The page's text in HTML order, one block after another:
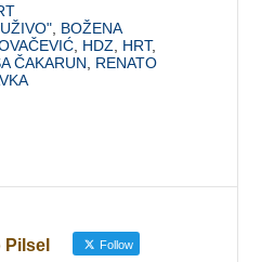
BOŽENA
HDZ HRT,
ČAKARUN
RENATO
Pilsel Follow